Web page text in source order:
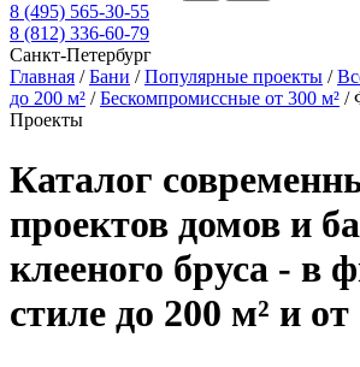
8 (495) 565-30-55
8 (812) 336-60-79
Санкт-Петербург
Главная /Бани /Популярные проекты /
до 200 м² /Бескомпромиссные от 300 м² /
Проекты
Каталог
проектов домов и
клееного бруса - в
стиле до 200 м² и от